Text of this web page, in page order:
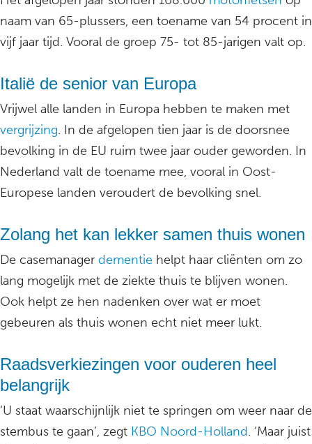
naam van 65-plussers, een toename van 54 procent in
vijf jaar tijd. Vooral de groep 75- tot 85-jarigen valt op.
Italië de senior van Europa
Vrijwel alle landen in Europa hebben te maken met
vergrijzing. In de afgelopen tien jaar is de doorsnee
bevolking in de EU ruim twee jaar ouder geworden. In
Nederland valt de toename mee, vooral in Oost-
Europese landen veroudert de bevolking snel.
Zolang het kan lekker samen thuis wonen
De casemanager dementie helpt haar cliënten om zo
lang mogelijk met de ziekte thuis te blijven wonen.
Ook helpt ze hen nadenken over wat er moet
gebeuren als thuis wonen echt niet meer lukt.
Raadsverkiezingen voor ouderen heel
belangrijk
‘U staat waarschijnlijk niet te springen om weer naar de
stembus te gaan’, zegt KBO Noord-Holland. ‘Maar juist